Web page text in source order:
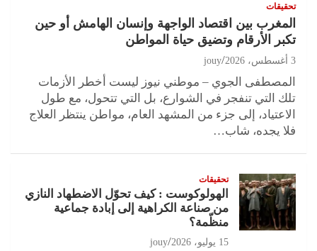
تحقيقات
المغرب بين اقتصاد الواجهة وإنسان الهامش أو حين
تكبر الأرقام وتضيق حياة المواطن
3 أغسطس، 2026 jouy
المصطفى الجوي – موطني نيوز ليست أخطر الأزمات
تلك التي تنفجر في الشوارع، بل التي تتحول، مع طول
الاعتياد، إلى جزء من المشهد العام، مواطن ينتظر العلاج
فلا يجده، شاب…
تحقيقات
الهولوكوست : كيف تحوّل الاضطهاد النازي
من صناعة الكراهية إلى إبادة جماعية
منظّمة؟
15 يوليو، 2026 jouy